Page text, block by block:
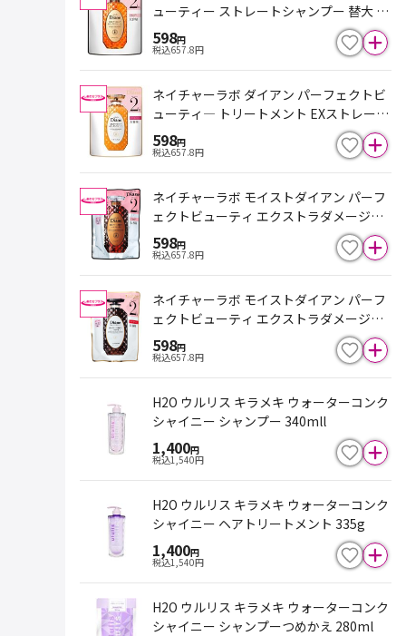
ューティー ストレートシャンプー 替大 66
0ml
598円
税込657.8円
ネイチャーラボ ダイアン パーフェクトビ
ューティ― トリートメント EXストレート
つめかえ用 大容量 660ml
598円
税込657.8円
ネイチャーラボ モイストダイアン パーフ
ェクトビューティ エクストラダメージリ
ペア シャンプー詰替 大容量 660ml
598円
税込657.8円
ネイチャーラボ モイストダイアン パーフ
ェクトビューティ エクストラダメージリ
ペア トリートメント詰替 大容量 660ml
598円
税込657.8円
H2O ウルリス キラメキ ウォーターコンク
シャイニー シャンプー 340mll
1,400円
税込1,540円
H2O ウルリス キラメキ ウォーターコンク
シャイニー ヘアトリートメント 335g
1,400円
税込1,540円
H2O ウルリス キラメキ ウォーターコンク
シャイニー シャンプーつめかえ 280ml